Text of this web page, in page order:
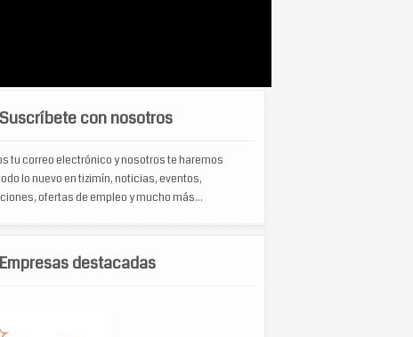
Suscríbete con nosotros
tu correo electrónico y nosotros te haremos
lo nuevo en tizimín, noticias, eventos,
ofertas de empleo y mucho más...
Empresas destacadas